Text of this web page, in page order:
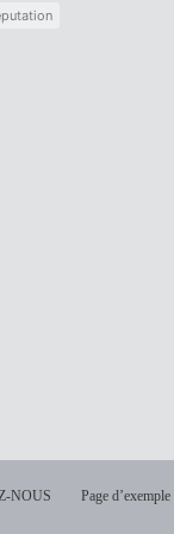
NOUS Page d’exemple